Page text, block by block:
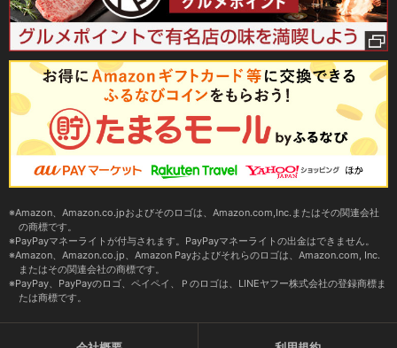
Amazon、Amazon.co.jpおよびそのロゴは、Amazon.com,Inc.またはその関連会社
の商標です。
PayPayマネーライトが付与されます。PayPayマネーライトの出金はできません。
Amazon、Amazon.co.jp、Amazon Payおよびそれらのロゴは、Amazon.com, Inc.
またはその関連会社の商標です。
PayPay、PayPayのロゴ、ペイペイ、Ｐのロゴは、LINEヤフー株式会社の登録商標ま
たは商標です。